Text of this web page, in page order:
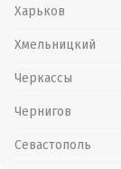
Харьков
Хмельницкий
Черкассы
Чернигов
Севастополь